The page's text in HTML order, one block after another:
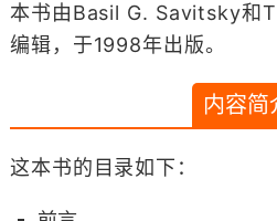
本书由Basil G. Savitsky和
编辑，于1998年出版。
内容简
这本书的目录如下：